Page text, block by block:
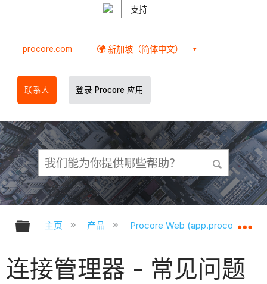
支持
procore.com 新加坡（简体中文）
联系人 登录 Procore 应用
扩展/隐缩全局层次
主页 产品 Procore Web
连接管理器 - 常见问题